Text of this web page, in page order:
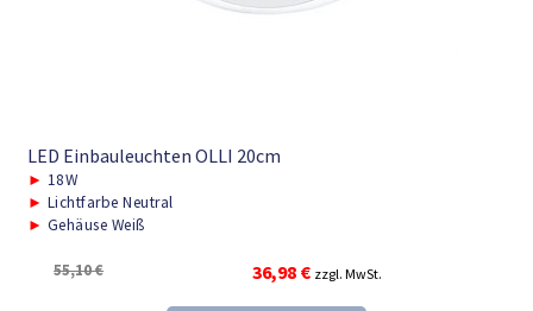
LED Einbauleuchten OLLI 20cm
► 18W
► Lichtfarbe Neutral
► Gehäuse Weiß
55,10€
Ursprünglicher
Preis
36,98 €Aktueller
Preis
zzgl. MwSt.